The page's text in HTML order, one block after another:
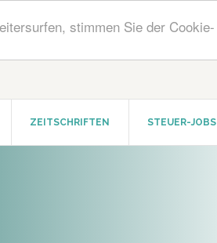
stimmen Sie der Cookie-
ZEITSCHRIFTEN STEUER-JOBS